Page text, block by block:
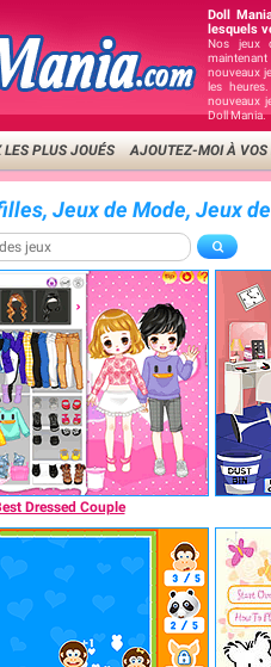
Doll
lesquels
Nos jeux
nouveaux
les
nouveaux
Doll Mania.
LES PLUS JOUÉS AJOUTEZ-MOI À VOS
Jeux de Mode, Jeux
Dressed Couple